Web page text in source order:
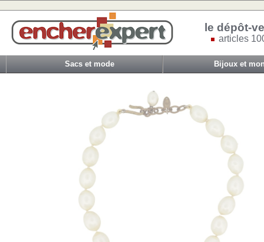
le dépôt-
articles
Sacs et mode Bijoux et